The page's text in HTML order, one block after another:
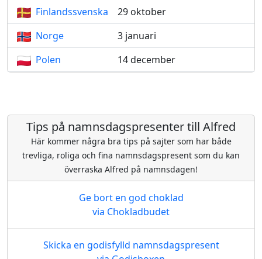
Finlandssvenska
29 oktober
Norge
3 januari
Polen
14 december
Tips på namnsdagspresenter till Alfred
Här kommer några bra tips på sajter som har både
trevliga, roliga och fina namnsdagspresent som du kan
överraska Alfred på namnsdagen!
Ge bort en god choklad
via Chokladbudet
Skicka en godisfylld namnsdagspresent